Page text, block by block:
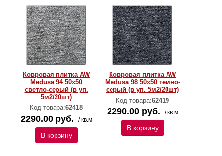
Ковровая плитка AW
Medusa 94 50х50
светло-серый (в уп.
5м2/20шт)
Код товара:62418
2290.00 руб. / кв.м
В корзину
Ковровая плитка AW
Medusa 98 50х50 темно-
серый (в уп. 5м2/20шт)
Код товара:62419
2290.00 руб. / кв.м
В корзину